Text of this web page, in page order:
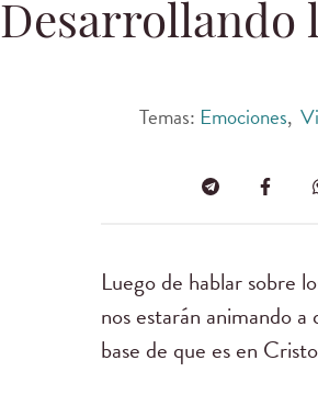
Desarrollando
Temas: Emociones,
Luego de hablar sobre
nos estarán animando
base de que es en